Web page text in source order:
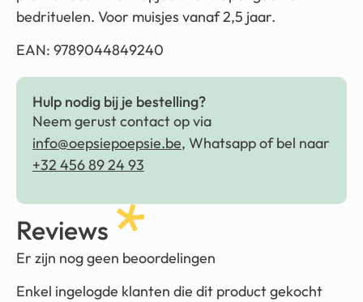
bedrituelen. Voor muisjes vanaf 2,5 jaar.
EAN: 9789044849240
Hulp nodig bij je bestelling?
Neem gerust contact op via
info@oepsiepoepsie.be, Whatsapp of bel naar
+32 456 89 24 93
Reviews
Er zijn nog geen beoordelingen
Enkel ingelogde klanten die dit product gekocht